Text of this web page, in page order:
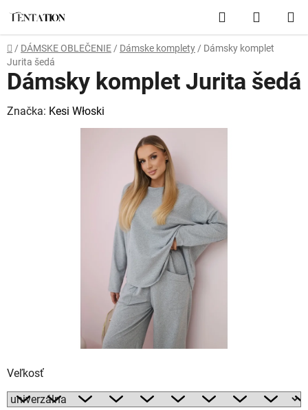
obsah
Hľadať
KOŠÍK
Domov
/ DÁMSKE OBLEČENIE / Dámske komplety / Dámsky komplet
Jurita šedá
Veľkosť
Dámsky komplet Jurita šedá
Značka: Kesi Włoski